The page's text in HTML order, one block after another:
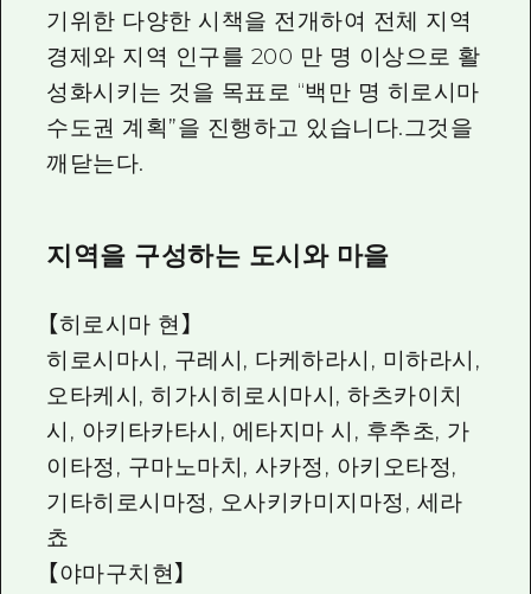
기위한 다양한 시책을 전개하여 전체 지역
경제와 지역 인구를 200 만 명 이상으로 활
성화시키는 것을 목표로 “백만 명 히로시마
수도권 계획”을 진행하고 있습니다.그것을
깨닫는다.
지역을 구성하는 도시와 마을
【히로시마 현】
히로시마시, 구레시, 다케하라시, 미하라시,
오타케시, 히가시히로시마시, 하츠카이치
시, 아키타카타시, 에타지마 시, 후추초, 가
이타정, 구마노마치, 사카정, 아키오타정,
기타히로시마정, 오사키카미지마정, 세라
쵸
【야마구치현】